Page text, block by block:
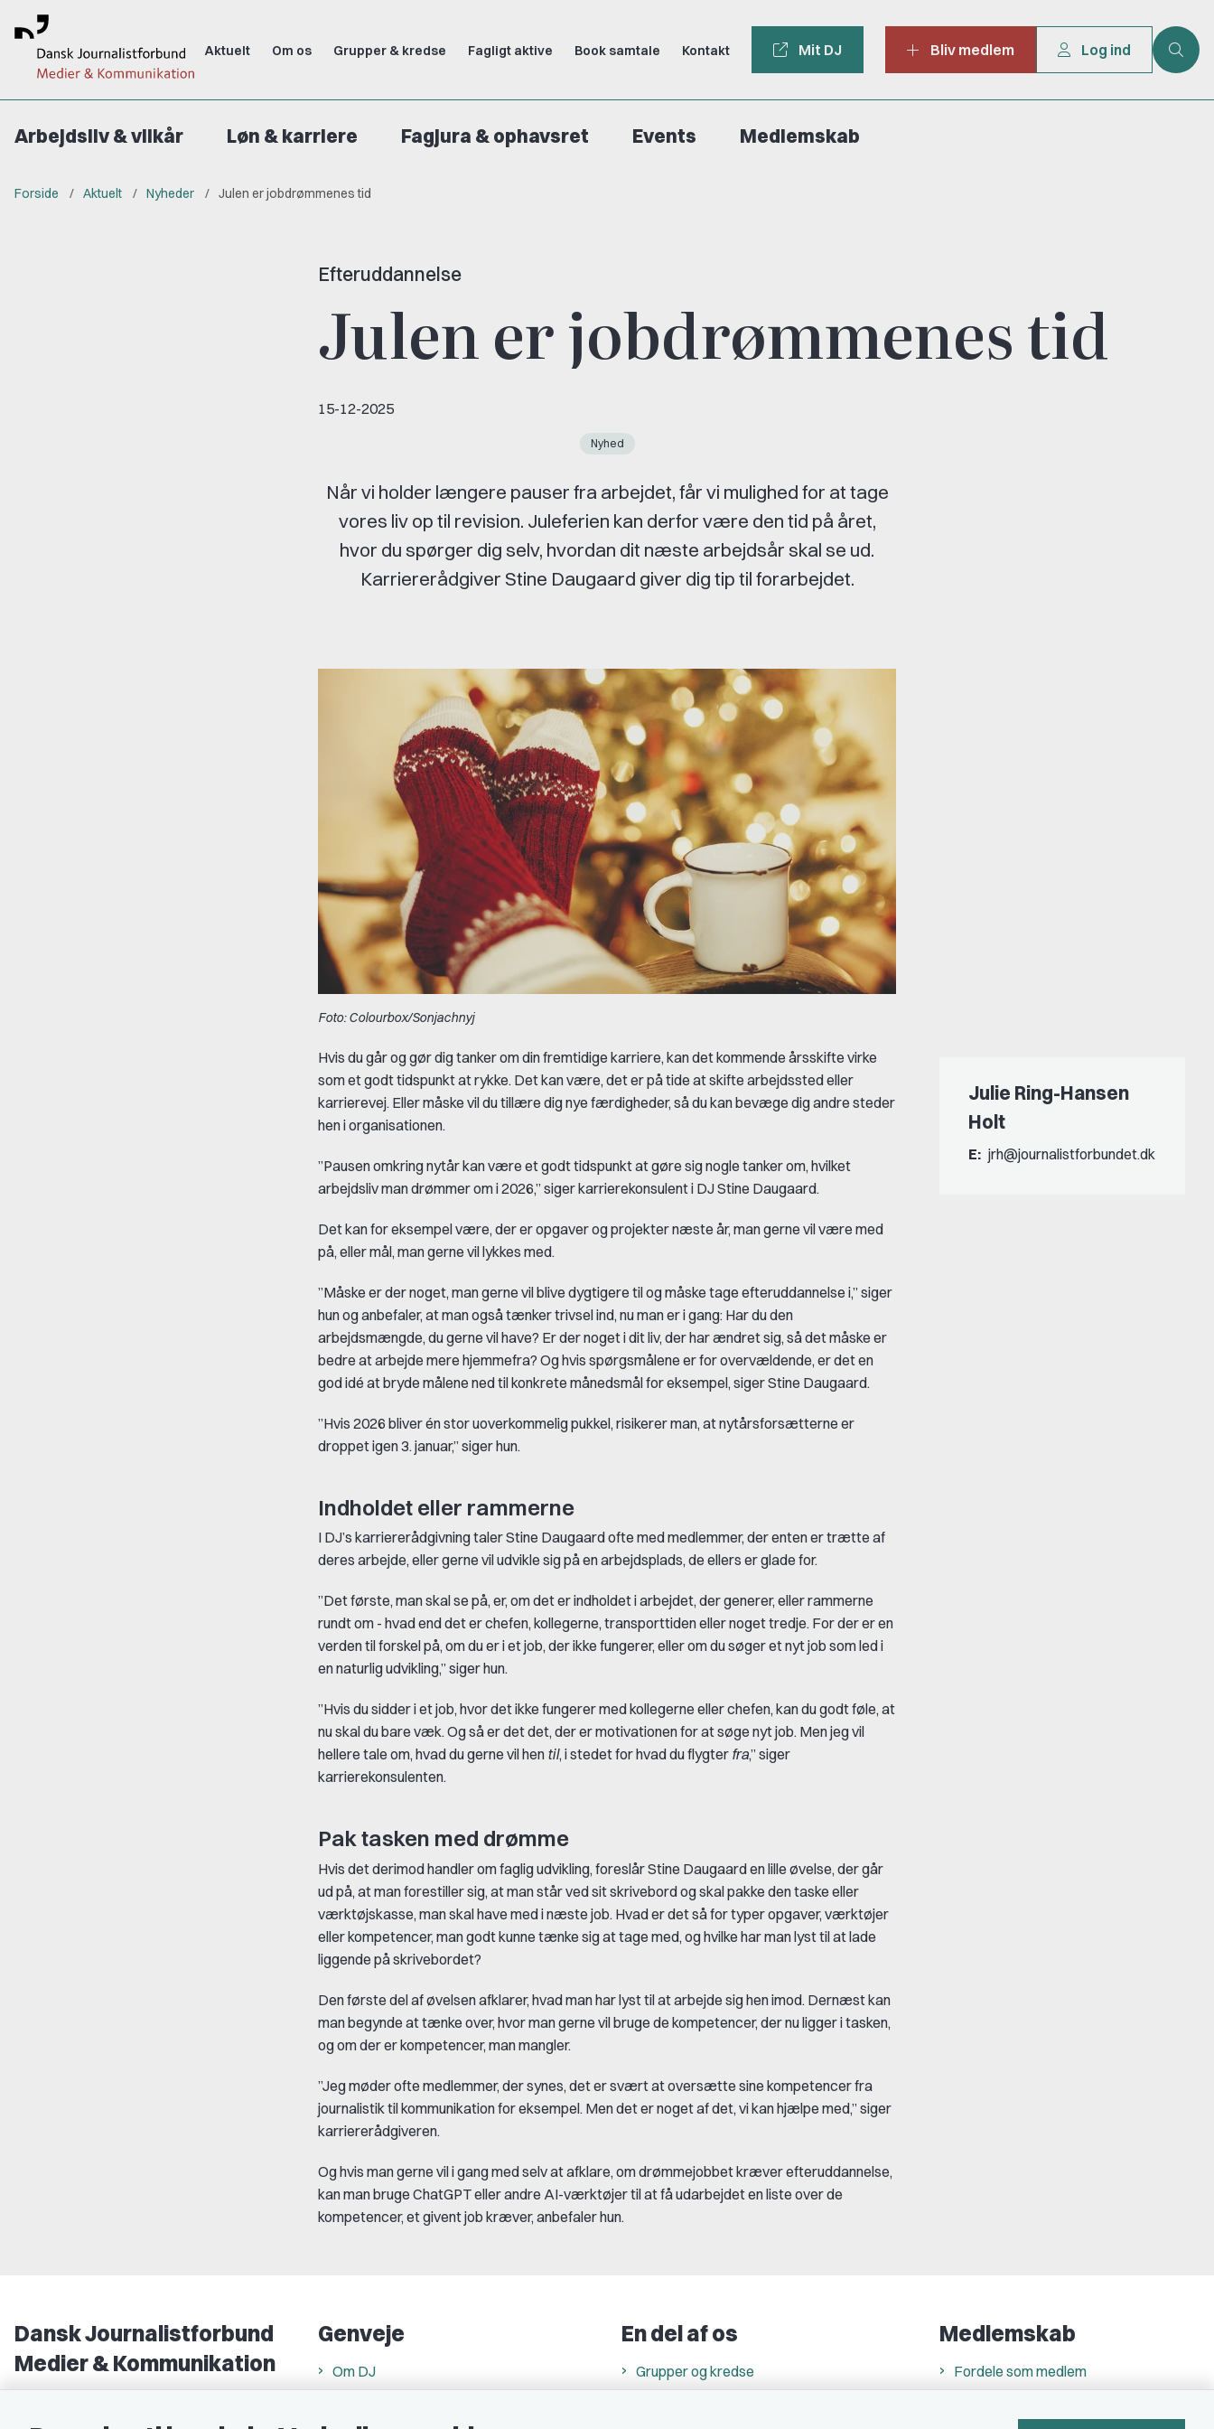
Aktuelt Om os Grupper & kredse Fagligt aktive Book samtale Kontakt Mit DJ Bliv medlem Log ind
Arbejdsliv & vilkår Løn & karriere Fagjura & ophavsret Events Medlemskab
Forside Aktuelt Nyheder Julen er jobdrømmenes tid
Efteruddannelse
Julen er jobdrømmenes tid
15-12-2025
Nyhed
Når vi holder længere pauser fra arbejdet, får vi mulighed for at tage
vores liv op til revision. Juleferien kan derfor være den tid på året,
hvor du spørger dig selv, hvordan dit næste arbejdsår skal se ud.
Karriererådgiver Stine Daugaard giver dig tip til forarbejdet.
Foto: Colourbox/Sonjachnyj
Hvis du går og gør dig tanker om din fremtidige karriere, kan det kommende årsskifte virke
som et godt tidspunkt at rykke. Det kan være, det er på tide at skifte arbejdssted eller
karrierevej. Eller måske vil du tillære dig nye færdigheder, så du kan bevæge dig andre steder
hen i organisationen.
”Pausen omkring nytår kan være et godt tidspunkt at gøre sig nogle tanker om, hvilket
arbejdsliv man drømmer om i 2026,” siger karrierekonsulent i DJ Stine Daugaard.
Det kan for eksempel være, der er opgaver og projekter næste år, man gerne vil være med
på, eller mål, man gerne vil lykkes med.
”Måske er der noget, man gerne vil blive dygtigere til og måske tage efteruddannelse i,” siger
hun og anbefaler, at man også tænker trivsel ind, nu man er i gang: Har du den
arbejdsmængde, du gerne vil have? Er der noget i dit liv, der har ændret sig, så det måske er
bedre at arbejde mere hjemmefra? Og hvis spørgsmålene er for overvældende, er det en
god idé at bryde målene ned til konkrete månedsmål for eksempel, siger Stine Daugaard.
”Hvis 2026 bliver én stor uoverkommelig pukkel, risikerer man, at nytårsforsætterne er
droppet igen 3. januar,” siger hun.
Indholdet eller rammerne
I DJ’s karriererådgivning taler Stine Daugaard ofte med medlemmer, der enten er trætte af
deres arbejde, eller gerne vil udvikle sig på en arbejdsplads, de ellers er glade for.
”Det første, man skal se på, er, om det er indholdet i arbejdet, der generer, eller rammerne
rundt om - hvad end det er chefen, kollegerne, transporttiden eller noget tredje. For der er en
verden til forskel på, om du er i et job, der ikke fungerer, eller om du søger et nyt job som led i
en naturlig udvikling,” siger hun.
”Hvis du sidder i et job, hvor det ikke fungerer med kollegerne eller chefen, kan du godt føle, at
nu skal du bare væk. Og så er det det, der er motivationen for at søge nyt job. Men jeg vil
hellere tale om, hvad du gerne vil hen til, i stedet for hvad du flygter fra,” siger
karrierekonsulenten.
Pak tasken med drømme
Hvis det derimod handler om faglig udvikling, foreslår Stine Daugaard en lille øvelse, der går
ud på, at man forestiller sig, at man står ved sit skrivebord og skal pakke den taske eller
værktøjskasse, man skal have med i næste job. Hvad er det så for typer opgaver, værktøjer
eller kompetencer, man godt kunne tænke sig at tage med, og hvilke har man lyst til at lade
liggende på skrivebordet?
Den første del af øvelsen afklarer, hvad man har lyst til at arbejde sig hen imod. Dernæst kan
man begynde at tænke over, hvor man gerne vil bruge de kompetencer, der nu ligger i tasken,
og om der er kompetencer, man mangler.
”Jeg møder ofte medlemmer, der synes, det er svært at oversætte sine kompetencer fra
journalistik til kommunikation for eksempel. Men det er noget af det, vi kan hjælpe med,” siger
karriererådgiveren.
Og hvis man gerne vil i gang med selv at afklare, om drømmejobbet kræver efteruddannelse,
kan man bruge ChatGPT eller andre AI-værktøjer til at få udarbejdet en liste over de
kompetencer, et givent job kræver, anbefaler hun.
Julie Ring-Hansen
Holt
E: jrh@journalistforbundet.dk
Dansk Journalistforbund
Medier & Kommunikation
Genveje
Om DJ
En del af os
Grupper og kredse
Medlemskab
Fordele som medlem